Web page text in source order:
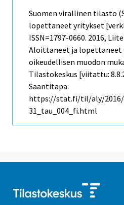
Suomen virallinen tilasto
lopettaneet yritykset
ISSN=1797-0660. 2016,
Aloittaneet ja lopettaneet
oikeudellisen muodon
Tilastokeskus [viitattu:
Saantitapa:
https://stat.fi/til/aly/2016/
31_tau_004_fi.html